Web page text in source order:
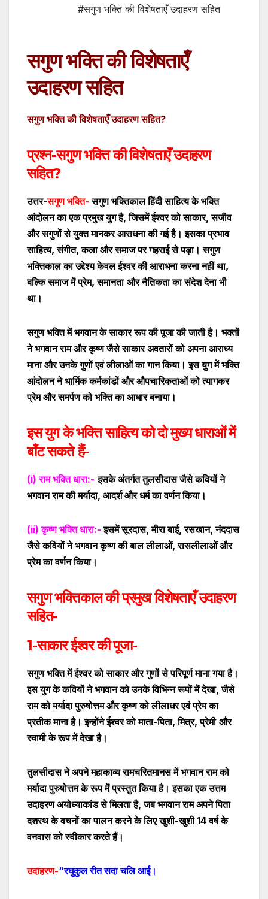
#सगुण भक्ति की विशेषताएँ उदाहरण सहित
सगुण भक्तिकी विशेषताएँ
उदाहरण सहित
सगुण भक्तिकी विशेषताएँ उदाहरण सहित?
प्रश्न-सगुण भक्तिकी विशेषताएँ उदाहरण
सहित?
उत्तर-सगुण भक्ति-सगुण भक्तिकाल हिंदी साहित्य के भक्ति
आंदोलन का एक प्रमुख युग है,जिसमें ईश्वर को साकार,सजीव
और सगुणों से युक्त मानकर आराधना की गई है। इसका प्रभाव
साहित्य,संगीत,कला और समाज पर गहराई से पड़ा। सगुण
भक्तिकाल का उद्देश्य केवल ईश्वर की आराधना करना नहीं था,
बल्कि समाज में प्रेम,समानता और नैतिकता का संदेश देना भी
था।
सगुण भक्ति में भगवान के साकार रूप की पूजा की जाती है। भक्तों
ने भगवान राम और कृष्ण जैसे साकार अवतारों को अपना आराध्य
माना और उनके गुणों एवं लीलाओं का गान किया। इस युग में भक्ति
आंदोलन ने धार्मिक कर्मकांडों और औपचारिकताओं को त्यागकर
प्रेम और समर्पण को भक्ति का आधार बनाया।
इस युग के भक्ति साहित्य को दो मुख्य धाराओं में
बाँट सकते हैं-
(i) राम भक्ति धारा:- इसके अंतर्गत तुलसीदास जैसे कवियों ने
भगवान राम की मर्यादा, आदर्श और धर्म का वर्णन किया।
(ii) कृष्ण भक्ति धारा:- इसमें सूरदास, मीरा बाई, रसखान, नंददास
जैसे कवियों ने भगवान कृष्ण की बाल लीलाओं, रासलीलाओं और
प्रेम का वर्णन किया।
सगुण भक्तिकाल की प्रमुख विशेषताएँ उदाहरण
सहित-
1-साकार ईश्वर की पूजा-
सगुण भक्ति में ईश्वर को साकार और गुणों से परिपूर्ण माना गया है।
इस युग के कवियों ने भगवान को उनके विभिन्न रूपों में देखा,जैसे
राम को मर्यादा पुरुषोत्तम और कृष्ण को लीलाधर एवं प्रेम का
प्रतीक माना है। इन्होंने ईश्वर को माता-पिता,मित्र,प्रेमी और
स्वामी के रूप में देखा है।
तुलसीदास ने अपने महाकाव्य रामचरितमानस में भगवान राम को
मर्यादा पुरुषोत्तम के रूप में प्रस्तुत किया है। इसका एक उत्तम
उदाहरण अयोध्याकांड से मिलता है,जब भगवान राम अपने पिता
दशरथ के वचनों का पालन करने के लिए खुशी-खुशी 14 वर्ष के
वनवास को स्वीकार करते हैं।
उदाहरण-“रघुकुल रीत सदा चलि आई।